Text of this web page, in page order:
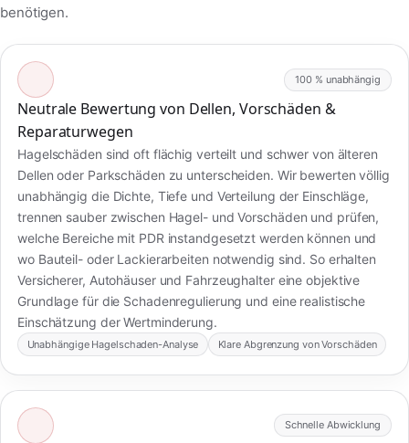
benötigen.
100 % unabhängig
Neutrale Bewertung von Dellen, Vorschäden &
Reparaturwegen
Hagelschäden sind oft flächig verteilt und schwer von älteren
Dellen oder Parkschäden zu unterscheiden. Wir bewerten völlig
unabhängig die Dichte, Tiefe und Verteilung der Einschläge,
trennen sauber zwischen Hagel- und Vorschäden und prüfen,
welche Bereiche mit PDR instandgesetzt werden können und
wo Bauteil- oder Lackierarbeiten notwendig sind. So erhalten
Versicherer, Autohäuser und Fahrzeughalter eine objektive
Grundlage für die Schadenregulierung und eine realistische
Einschätzung der Wertminderung.
Unabhängige Hagelschaden-Analyse Klare Abgrenzung von Vorschäden
Schnelle Abwicklung